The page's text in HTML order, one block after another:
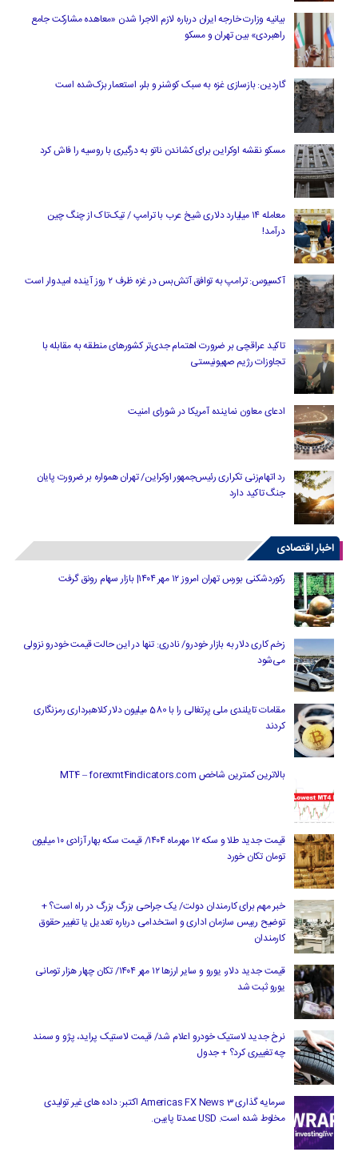
بیانیه وزارت خارجه ایران درباره لازم‌ الاجرا شدن «معاهده مشارکت جامع
راهبردی» بین تهران و مسکو
گاردین: بازسازی غزه به سبک کوشنر و بلر، استعمار بزک‌شده است
مسکو نقشه اوکراین برای کشاندن ناتو به درگیری با روسیه را فاش کرد
معامله ۱۴ میلیارد دلاری شیخ عرب با ترامپ / تیک‌تاک از چنگ چین
درآمد!
آکسیوس: ترامپ به توافق آتش‌بس در غزه ظرف ۲ روز آینده امیدوار است
تاکید عراقچی بر ضرورت اهتمام جدی‌تر کشورهای منطقه به مقابله با
تجاوزات رژیم صهیونیستی
ادعای معاون نماینده آمریکا در شورای امنیت
رد اتهام‌زنی تکراری رئیس‌جمهور اوکراین/ تهران همواره بر ضرورت پایان
جنگ تاکید دارد
اخبار اقتصادی
رکوردشکنی بورس تهران امروز ۱۲ مهر ۱۴۰۴| بازار سهام رونق گرفت
زخم کاری دلار به بازار خودرو/ نادری: تنها در این حالت قیمت خودرو نزولی
می‌شود
مقامات تایلندی ملی پرتغالی را با 580 میلیون دلار کلاهبرداری رمزنگاری
کردند
بالاترین کمترین شاخص MT4 – forexmt4indicators.com
قیمت جدید طلا و سکه ۱۲ مهرماه ۱۴۰۴/ قیمت سکه بهار آزادی ۱۰ میلیون
تومان تکان خورد
خبر مهم برای کارمندان دولت/ یک جراحی بزرگ بزرگ در راه است؟ +
توضیح رییس سازمان اداری و استخدامی درباره تعدیل یا تغییر حقوق
کارمندان
قیمت جدید دلار، یورو و سایر ارزها ۱۲ مهر ۱۴۰۴/ تکان چهار هزار تومانی
یورو ثبت شد
نرخ جدید لاستیک خودرو اعلام شد/ قیمت لاستیک پراید، پژو و سمند
چه تغییری کرد؟ + جدول
سرمایه گذاری Americas FX News 3 اکتبر: داده های غیر تولیدی
مخلوط شده است. USD عمدتا پایین.